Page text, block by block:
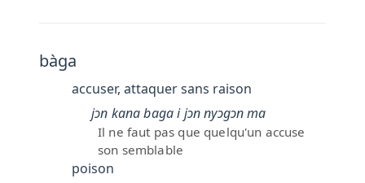
bàga
accuser, attaquer sans raison
jɔn kana baga i jɔn nyɔgɔn ma
Il ne faut pas que quelqu'un accuse
son semblable
poison